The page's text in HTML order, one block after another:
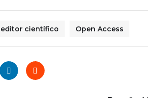
editor científico Open Access